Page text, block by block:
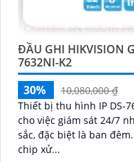
ĐẦU GHI HIKVISION
7632NI-K2
30%
10,080,000 ₫
Thiết bị thu hình IP DS-
cho việc giám sát 24/7
sắc, đặc biệt là ban đêm. Với công nghệ chuyên dụng và
chip xử...